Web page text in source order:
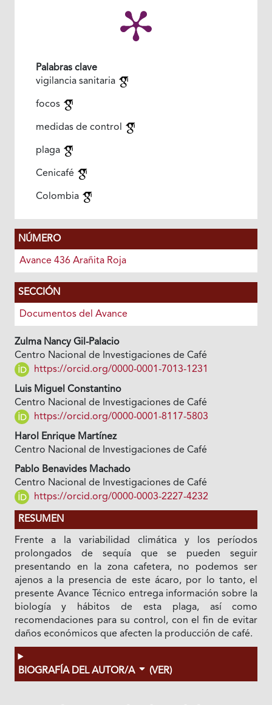
Palabras clave
vigilancia sanitaria
focos
medidas de control
plaga
Cenicafé
Colombia
NÚMERO
Avance 436 Arañita Roja
SECCIÓN
Documentos del Avance
Zulma Nancy Gil-Palacio
Centro Nacional de Investigaciones de Café
https://orcid.org/0000-0001-7013-1231
Luis Miguel Constantino
Centro Nacional de Investigaciones de Café
https://orcid.org/0000-0001-8117-5803
Harol Enrique Martínez
Centro Nacional de Investigaciones de Café
Pablo Benavides Machado
Centro Nacional de Investigaciones de Café
https://orcid.org/0000-0003-2227-4232
RESUMEN
Frente a la variabilidad climática y los períodos
prolongados de sequía que se pueden seguir
presentando en la zona cafetera, no podemos ser
ajenos a la presencia de este ácaro, por lo tanto, el
presente Avance Técnico entrega información sobre la
biología y hábitos de esta plaga, así como
recomendaciones para su control, con el fin de evitar
daños económicos que afecten la producción de café.
BIOGRAFÍA DEL AUTOR/A (VER)